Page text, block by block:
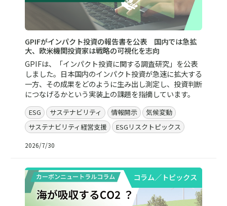
GPIFがインパクト投資の報告書を公表 国内では急拡
大、欧米機関投資家は戦略の可視化を志向
GPIFは、「インパクト投資に関する調査研究」を公表
しました。日本国内のインパクト投資が急速に拡大する
一方、その成果をどのように生み出し測定し、投資判断
につなげるかという実装上の課題を指摘しています。
ESG サステナビリティ 情報開示
気候変動
サステナビリティ経営支援
ESGリスクトピックス
2026/7/30
コラム／トピックス